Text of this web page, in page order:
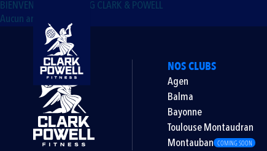
BIENVENUE SUR LE BLOG CLARK & POWELL
Aucun article trouvé.
NOS CLUBS
Agen
Balma
Bayonne
Toulouse Montaudran
Montauban COMING SOON